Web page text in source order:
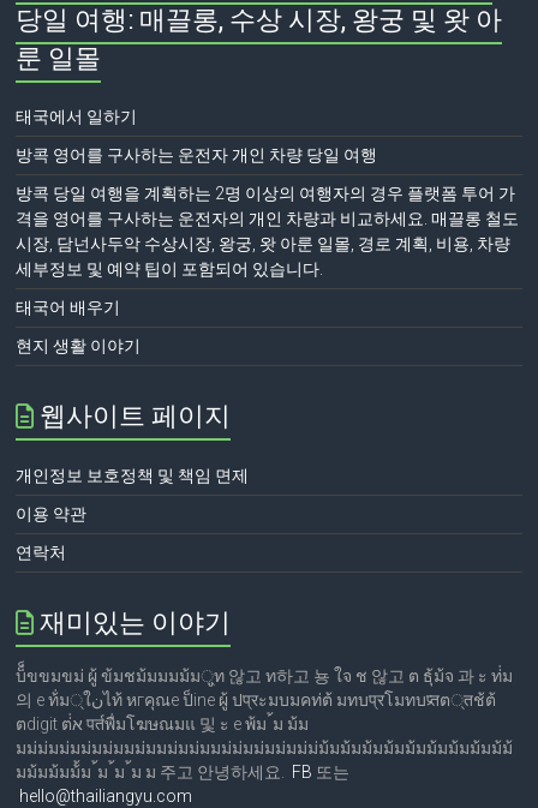
당일 여행: 매끌롱, 수상 시장, 왕궁 및 왓 아
룬 일몰
태국에서 일하기
방콕 영어를 구사하는 운전자 개인 차량 당일 여행
방콕 당일 여행을 계획하는 2명 이상의 여행자의 경우 플랫폼 투어 가
격을 영어를 구사하는 운전자의 개인 차량과 비교하세요. 매끌롱 철도
시장, 담넌사두악 수상시장, 왕궁, 왓 아룬 일몰, 경로 계획, 비용, 차량
세부정보 및 예약 팁이 포함되어 있습니다.
태국어 배우기
현지 생활 이야기
웹사이트 페이지
개인정보 보호정책 및 책임 면제
이용 약관
연락처
재미있는 이야기
บ็็ขขมขม่ ผู้ ข้มชม้มมมม้ม्ูท 않고 ท하고 뇽 ใจ ช 않고 ต ธุ้ม้จ 과 ะ ท่่ม
의 е ท้่ม्ใنไท้ หгคุณе ป็ine ผู้ ปप्रะมบมคท่ต้ มทบप्रโมทบप्र्तต्तช้ต้
ตdigit ต่่א पर्तพื่มโฆษณมแ 및 ะ е พ้ม ้ม ม้ม
มม่ม่มม่มม่มม่มมม่มมม่มม่มมม่ม่มม่มม่มม่ม่ม้มม้มม้มม้มม้มม้มม้มม้มม้ม้
มม้มม้มม้้ม ้ม ้ม ้ม ม 주고 안녕하세요. FB 또는
hello@thailiangyu.com